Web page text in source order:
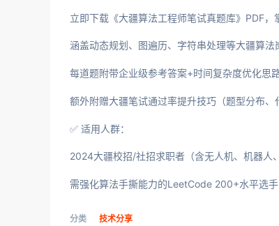
立即下载《大疆算法工程师笔试真题库》PDF，
涵盖动态规划、图遍历、字符串处理等大疆算
每道题附带企业级参考答案+时间复杂度优化思
额外附赠大疆笔试通过率提升技巧（题型分布、
✅ 适用人群：
2024大疆校招/社招求职者（含无人机、机器人
需强化算法手撕能力的LeetCode 200+水平选手
分类 技术分享